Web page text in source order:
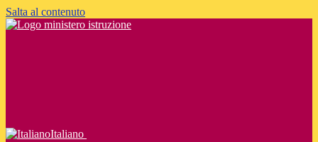
Salta al contenuto
Italiano